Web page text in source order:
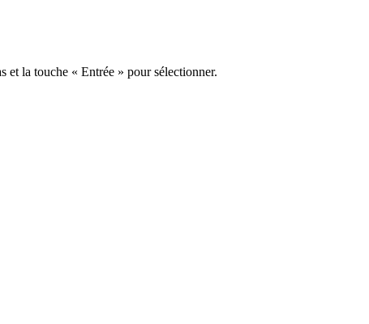
et la touche « Entrée » pour sélectionner.